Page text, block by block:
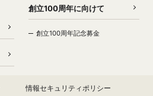
創立100周年に向けて
創立100周年記念募金
情報セキュリティポリシー